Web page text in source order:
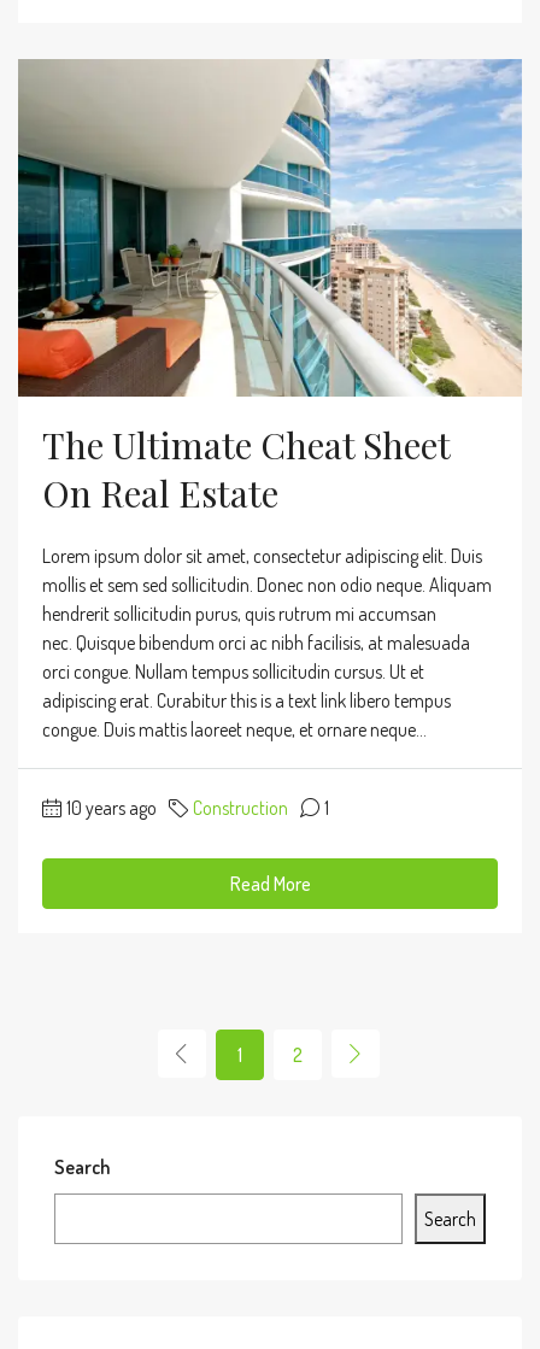
The Ultimate Cheat Sheet
On Real Estate
Lorem ipsum dolor sit amet, consectetur adipiscing elit. Duis
mollis et sem sed sollicitudin. Donec non odio neque. Aliquam
hendrerit sollicitudin purus, quis rutrum mi accumsan
nec. Quisque bibendum orci ac nibh facilisis, at malesuada
orci congue. Nullam tempus sollicitudin cursus. Ut et
adipiscing erat. Curabitur this is a text link libero tempus
congue. Duis mattis laoreet neque, et ornare neque...
10 years ago Construction 1
Read More
1 2
Search
Search